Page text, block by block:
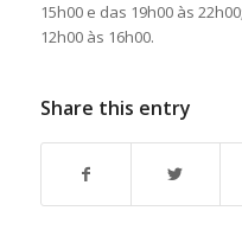
15h00 e das 19h00 às
12h00 às 16h00.
Share this entry